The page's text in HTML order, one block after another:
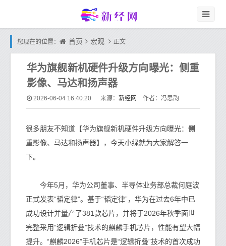
您现在的位置： 首页 宏观 正文
华为旗舰新机硬件升级方向曝光：侧重
影像、马达和扬声器
2026-06-04 16:40:20 来源： 新经网 作者：冯思韵
很多朋友不知道【华为旗舰新机硬件升级方向曝光：侧
重影像、马达和扬声器】，今天小绿就为大家解答一
下。
今年5月，华为公司董事、半导体业务部总裁何庭波
正式发表“韬定律”。基于“韬定律”，华为在过去6年中已
成功设计并量产了381款芯片，并将于2026年秋季面世
完整采用“逻辑折叠”技术的麒麟手机芯片，性能有望大幅
提升。“麒麟2026”手机芯片是“逻辑折叠”技术的首次成功